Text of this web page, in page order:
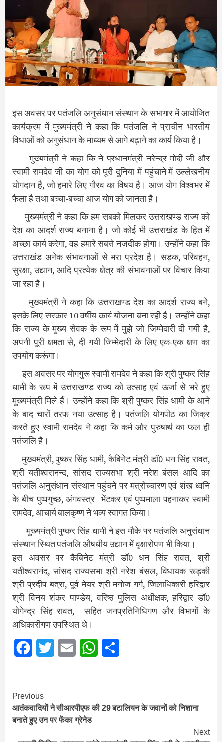
इस अवसर पर पतंजलि अनुसंधान संस्थान के सभागार में आयोजित
कार्यक्रम में मुख्यमंत्री ने कहा कि पतंजलि ने प्राचीन भारतीय
विधाओं को अनुसंधान के माध्यम से आगे बढ़ाने का कार्य किया है।
मुख्यमंत्री ने कहा कि ने प्रधानमंत्री नरेन्द्र मोदी जी और
स्वामी रामदेव जी का योग को पूरी दुनिया में पहुंचाने में उल्लेखनीय
योगदान है, जो हमारे लिए गौरव का विषय है। आज योग विश्वभर में
फैला है तथा बच्चा-बच्चा आज योग को जानता है।
मुख्यमंत्री ने कहा कि हम सबको मिलकर उत्तराखण्ड राज्य को
देश का आदर्श राज्य बनाना है। जो कोई भी उत्तराखंड के हित में
अच्छा कार्य करेगा, वह हमारे सबसे नजदीक होगा। उन्होंने कहा कि
उत्तराखंड अनेक संभावनाओं से भरा प्रदेश है। सड़क, परिवहन,
सुरक्षा, उद्यान, आदि प्रत्येक क्षेत्र की संभावनाओं पर विचार किया
जा रहा है।
मुख्यमंत्री ने कहा कि उत्तराखण्ड देश का आदर्श राज्य बने,
इसके लिए सरकार 10 वर्षीय कार्य योजना बना रही है। उन्होंने कहा
कि राज्य के मुख्य सेवक के रूप में मुझे जो जिम्मेदारी दी गयी है,
अपनी पूरी क्षमता से, दी गयी जिम्मेदारी के लिए एक-एक क्षण का
उपयोग करूंगा।
इस अवसर पर योगगुरू स्वामी रामदेव ने कहा कि श्री पुष्कर सिंह
धामी के रूप में उत्तराखण्ड राज्य को उत्साह एवं ऊर्जा से भरे हुए
मुख्यमंत्री मिले हैं। उन्होंने कहा कि श्री पुष्कर सिंह धामी के आने
के बाद चारों तरफ नया उत्साह है। पतंजलि योगपीठ का जिक्र
करते हुए स्वामी रामदेव ने कहा कि कर्म और पुरुषार्थ का फल ही
पतंजलि है।
मुख्यमंत्री, पुष्कर सिंह धामी, कैबिनेट मंत्री डॉ0 धन सिंह रावत,
श्री यतीश्वरानन्द, सांसद राज्यसभा श्री नरेश बंसल आदि का
पतंजलि अनुसंधान संस्थान पहुंचने पर मत्रोच्चारण एवं शंख ध्वनि
के बीच पुष्पगुच्छ, अंगवस्त्र भेंटकर एवं पुष्पमाला पहनाकर स्वामी
रामदेव, आचार्य बालकृष्ण ने भव्य स्वागत किया।
मुख्यमंत्री पुष्कर सिंह धामी ने इस मौके पर पतंजलि अनुसंधान
संस्थान स्थित पतंजलि औषधीय उद्यान में वृक्षारोपण भी किया।
इस अवसर पर कैबिनेट मंत्री डॉ0 धन सिंह रावत, श्री
यतीश्वरानंद, सांसद राज्यसभा श्री नरेश बंसल, विधायक रूड़की
श्री प्रदीप बत्रा, पूर्व मेयर श्री मनोज गर्ग, जिलाधिकारी हरिद्वार
श्री विनय शंकर पाण्डेय, वरिष्ठ पुलिस अधीक्षक, हरिद्वार डॉ0
योगेन्द्र सिंह रावत, सहित जनप्रतिनिधिगण और विभागों के
अधिकारीगण उपस्थित थे।
FacebookTwitter Email WhatsApp
Continue
Reading
Previous
आतंकवादियों ने सीआरपीएफ की 29 बटालियन के जवानों को निशाना
बनाते हुए उन पर फेंका ग्रेनेड
Next